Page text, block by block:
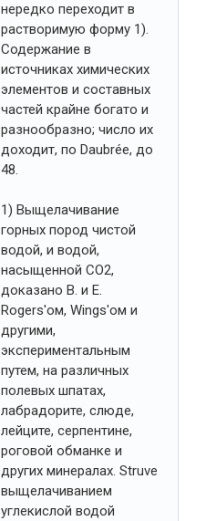
нередко переходит в
растворимую форму 1).
Содержание в
источниках химических
элементов и составных
частей крайне богато и
разнообразно; число их
доходит, по Daubrée, до
48.
1) Выщелачивание
горных пород чистой
водой, и водой,
насыщенной СО2,
доказано В. и Е.
Rogers'oм, Wings'oм и
другими,
экспериментальным
путем, на различных
полевых шпатах,
лабрадорите, слюде,
лейците, серпентине,
роговой обманке и
других минералах. Struve
выщелачиванием
углекислой водой